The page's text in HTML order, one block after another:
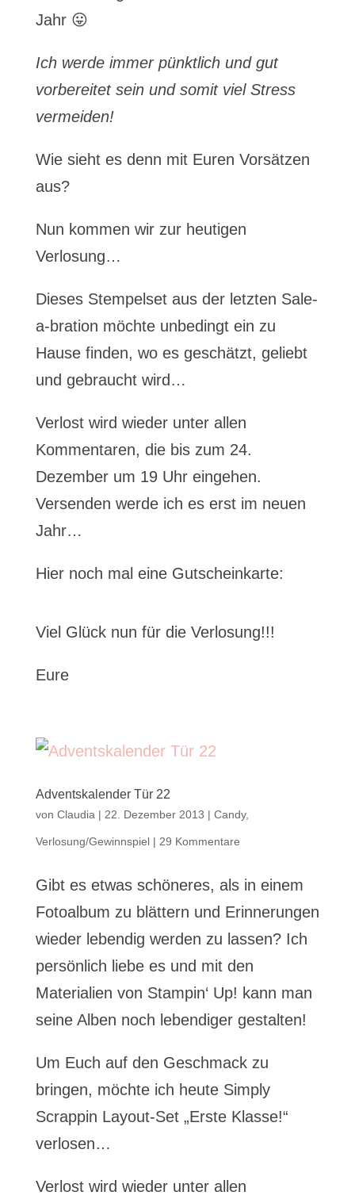
Jahr 😛
Ich werde immer pünktlich und gut
vorbereitet sein und somit viel Stress
vermeiden!
Wie sieht es denn mit Euren Vorsätzen
aus?
Nun kommen wir zur heutigen
Verlosung…
Dieses Stempelset aus der letzten Sale-
a-bration möchte unbedingt ein zu
Hause finden, wo es geschätzt, geliebt
und gebraucht wird…
Verlost wird wieder unter allen
Kommentaren, die bis zum 24.
Dezember um 19 Uhr eingehen.
Versenden werde ich es erst im neuen
Jahr…
Hier noch mal eine Gutscheinkarte:
Viel Glück nun für die Verlosung!!!
Eure
Adventskalender Tür 22
von Claudia | 22. Dezember 2013 | Candy,
Verlosung/Gewinnspiel| 29 Kommentare
Gibt es etwas schöneres, als in einem
Fotoalbum zu blättern und Erinnerungen
wieder lebendig werden zu lassen? Ich
persönlich liebe es und mit den
Materialien von Stampin‘ Up! kann man
seine Alben noch lebendiger gestalten!
Um Euch auf den Geschmack zu
bringen, möchte ich heute Simply
Scrappin Layout-Set „Erste Klasse!“
verlosen…
Verlost wird wieder unter allen